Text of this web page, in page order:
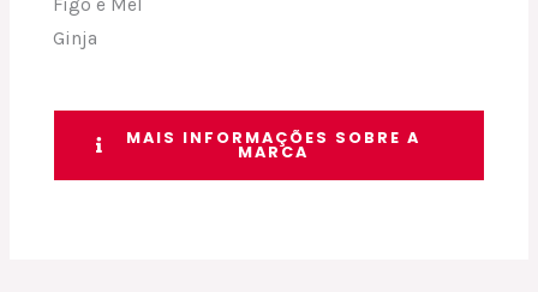
Figo e Mel
Ginja
MAIS INFORMAÇÕES SOBRE A
MARCA